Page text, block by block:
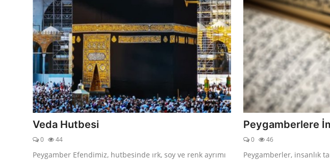
Veda Hutbesi
0 44
Peygamber Efendimiz, hutbesinde ırk, soy ve renk ayrımı
Peygamberlere
0 46
Peygamberler, insanlık